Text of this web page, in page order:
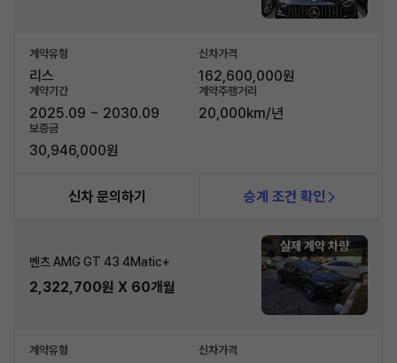
계약유형
리스
신차가격
162,600,000원
계약기간
2025.09 ~ 2030.09
계약주행거리
20,000km/년
보증금
30,946,000원
신차 문의하기 승계 조건 확인
벤츠 AMG GT 43 4Matic+
2,322,700원 X 60개월
실제 계약 차량
계약유형 신차가격